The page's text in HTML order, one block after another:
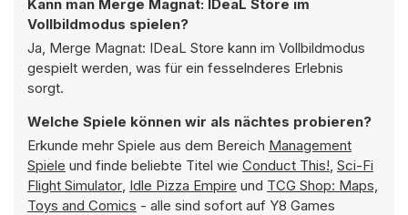
Kann man Merge Magnat: IDeaL Store im
Vollbildmodus spielen?
Ja, Merge Magnat: IDeaL Store kann im Vollbildmodus
gespielt werden, was für ein fesselnderes Erlebnis
sorgt.
Welche Spiele können wir als nächtes probieren?
Erkunde mehr Spiele aus dem Bereich Management
Spiele und finde beliebte Titel wie Conduct This!, Sci-Fi
Flight Simulator, Idle Pizza Empire und TCG Shop: Maps,
Toys and Comics - alle sind sofort auf Y8 Games